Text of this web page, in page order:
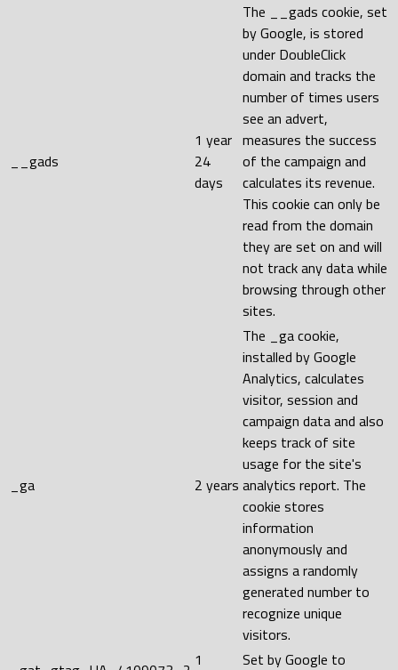
__gads
1 year
24
days
The __gads cookie, set
by Google, is stored
under DoubleClick
domain and tracks the
number of times users
see an advert,
measures the success
of the campaign and
calculates its revenue.
This cookie can only be
read from the domain
they are set on and will
not track any data while
browsing through other
sites.
_ga 2 years
The _ga cookie,
installed by Google
Analytics, calculates
visitor, session and
campaign data and also
keeps track of site
usage for the site's
analytics report. The
cookie stores
information
anonymously and
assigns a randomly
generated number to
recognize unique
visitors.
1 Set by Google to